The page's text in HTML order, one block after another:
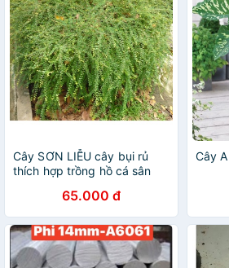
Cây SƠN LIỄU cây bụi rủ
thích hợp trồng hồ cá sân
65.000 đ
Cây